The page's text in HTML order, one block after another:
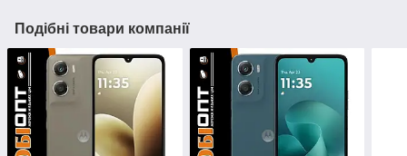
Подібні товари компанії